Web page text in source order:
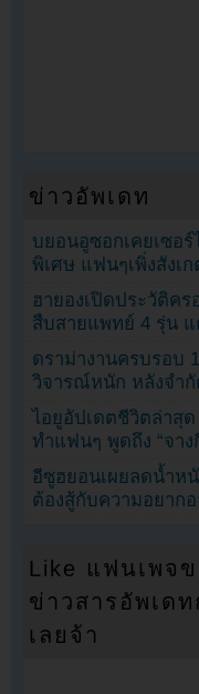
ข่าวอัพเดท
บยอนอูซอกเคยเซอร์
พิเศษ แฟนๆเพิ่งสังเ
ฮายองเปิดประวัติค
สืบสายแพทย์ 4 รุ่น
ดราม่างานครบรอบ
วิจารณ์หนัก หลังจำ
ไอยูอัปเดตชีวิตล่าสุ
ทำแฟนๆ พูดถึง “จาง
อีซูฮยอนเผยลดน้ำห
ต้องสู้กับความอยากอ
Like แฟนเพจข
ข่าวสารอัพเด
เลยจ้า